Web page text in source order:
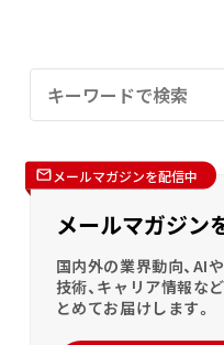
メールマガジンを配信中
メールマガジン
国内外の業界動向、AI
技術、キャリア情報な
とめてお届けします。